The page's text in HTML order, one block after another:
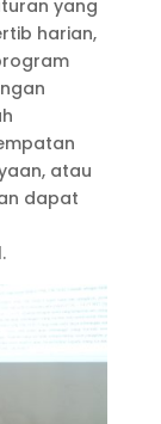
yang
harian,
atau
dapat